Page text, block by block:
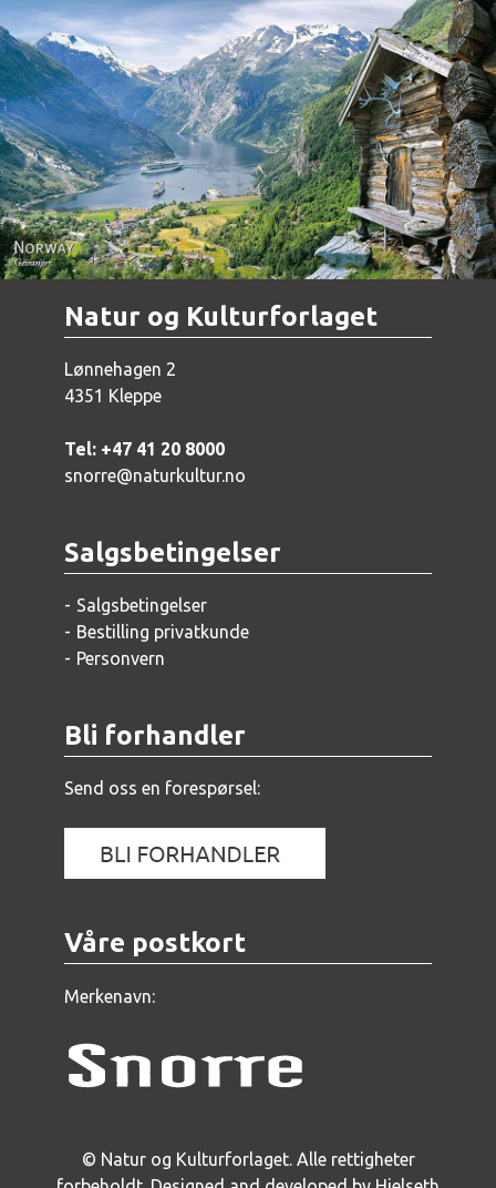
Norway - Geiranger
Natur og Kulturforlaget
Lønnehagen 2
4351 Kleppe
Tel: +47 41 20 8000
snorre@naturkultur.no
Salgsbetingelser
Salgsbetingelser
Bestilling privatkunde
Personvern
Bli forhandler
Send oss en forespørsel:
Våre postkort
Merkenavn:
© Natur og Kulturforlaget. Alle rettigheter